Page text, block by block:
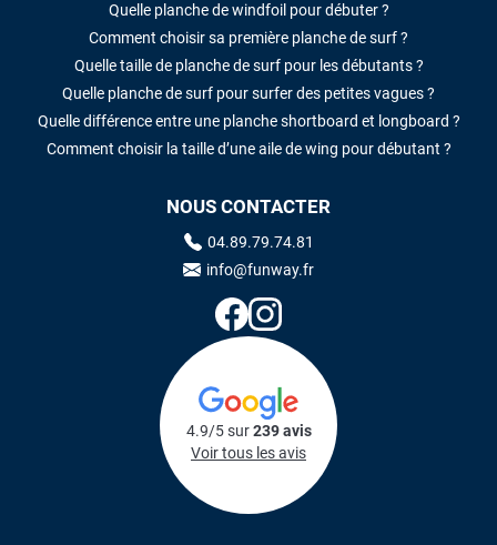
Quelle planche de windfoil pour débuter ?
Comment choisir sa première planche de surf ?
Quelle taille de planche de surf pour les débutants ?
Quelle planche de surf pour surfer des petites vagues ?
Quelle différence entre une planche shortboard et longboard ?
Comment choisir la taille d’une aile de wing pour débutant ?
NOUS CONTACTER
04.89.79.74.81
info@funway.fr
4.9/5 sur239 avis
Voir tous les avis